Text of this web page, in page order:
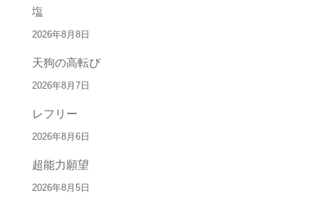
塩
2026年8月8日
天狗の高転び
2026年8月7日
レフリー
2026年8月6日
超能力願望
2026年8月5日